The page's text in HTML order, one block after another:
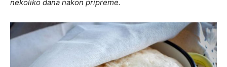
nekoliko dana nakon pripreme.